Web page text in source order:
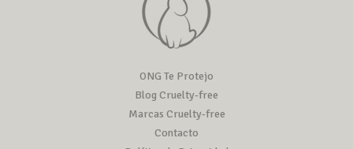
ONG Te Protejo
Blog Cruelty-free
Marcas Cruelty-free
Contacto